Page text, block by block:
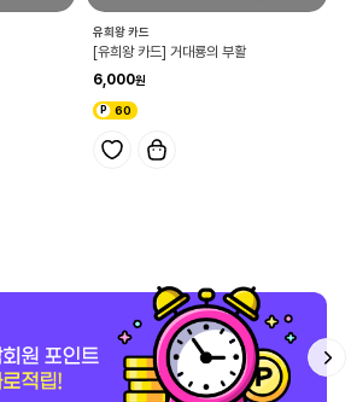
유희왕 카드
[유희왕 카드] 거대룡의 부활
6,000
60